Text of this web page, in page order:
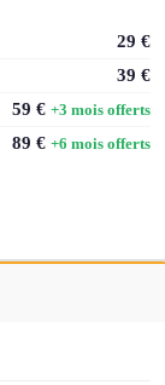
29 €
39 €
59 € +3 mois offerts
89 € +6 mois offerts